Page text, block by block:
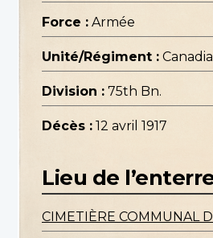
Force : Armée
Unité/Régiment :
Division : 75th Bn.
Décès : 12 avril 1917
Lieu de
CIMETIÈRE COMMUNAL